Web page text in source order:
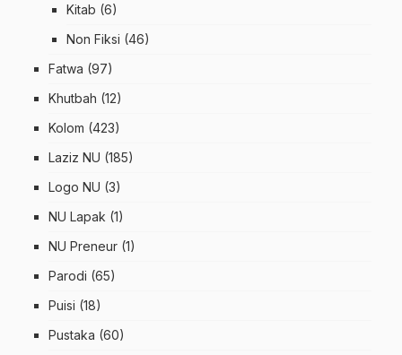
Kitab (6)
Non Fiksi (46)
Fatwa (97)
Khutbah (12)
Kolom (423)
Laziz NU (185)
Logo NU (3)
NU Lapak (1)
NU Preneur (1)
Parodi (65)
Puisi (18)
Pustaka (60)